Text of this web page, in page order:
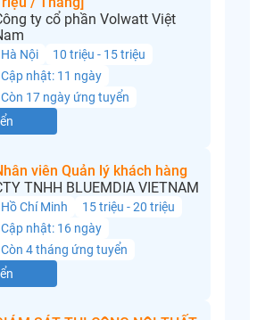
ty cổ phần Volwatt Việt
Hà Nội
10 triệu - 15 triệu
Cập nhật: 11 ngày
Còn 17 ngày ứng tuyển
viên Quản lý khách hàng
TNHH BLUEMDIA VIETNAM
Hồ Chí Minh
15 triệu - 20 triệu
Cập nhật: 16 ngày
Còn 4 tháng ứng tuyển